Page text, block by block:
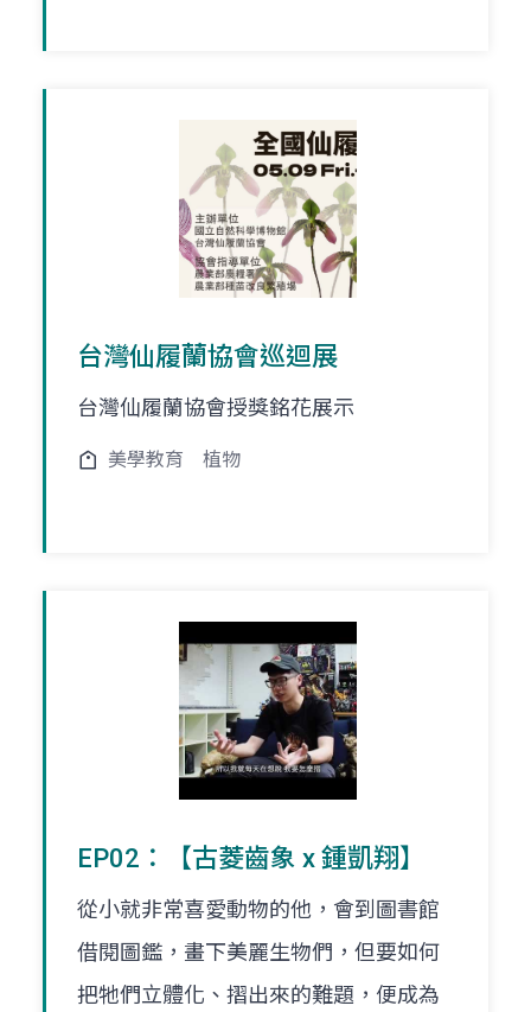
台灣仙履蘭協會巡迴展
台灣仙履蘭協會授獎銘花展示
美學教育 植物
EP02：【古菱齒象 x 鍾凱翔】
從小就非常喜愛動物的他，會到圖書館
借閱圖鑑，畫下美麗生物們，但要如何
把牠們立體化、摺出來的難題，便成為